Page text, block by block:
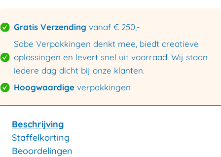
Gratis Verzending vanaf € 250,-
Sabe Verpakkingen denkt mee, biedt creatieve
oplossingen en levert snel uit voorraad. Wij staan
iedere dag dicht bij onze klanten.
Hoogwaardige verpakkingen
Beschrijving
Staffelkorting
Beoordelingen